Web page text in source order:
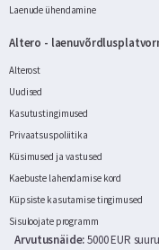
Laenude ühendamine
Altero -
Alterost
Uudised
Kasutustingimused
Privaatsuspoliitika
Küsimused ja vastused
Kaebuste lahendamise kord
Küpsiste kasutamise tingimused
Sisuloojate programm
Arvutusnäide:5000 EUR